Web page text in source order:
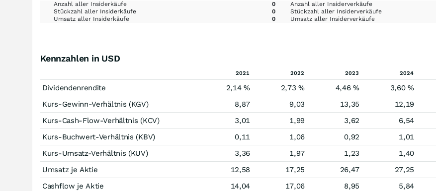
Anzahl aller Insiderkäufe
0 Anzahl aller Insiderverkäufe
Stückzahl aller Insiderkäufe
0 Stückzahl aller Insiderverkäufe
Umsatz aller Insiderkäufe
0 Umsatz aller Insiderverkäufe
Kennzahlen in USD
2021 2022 2023 2024
Dividendenrendite 2,14 % 2,73 % 4,46 % 3,60 %
Kurs-Gewinn-Verhältnis (KGV)
8,87 9,03 13,35 12,19
Kurs-Cash-Flow-Verhältnis (KCV)
3,01 1,99 3,62 6,54
Kurs-Buchwert-Verhältnis (KBV)
0,11 1,06 0,92 1,01
Kurs-Umsatz-Verhältnis (KUV)
3,36 1,97 1,23 1,40
Umsatz je Aktie
12,58 17,25 26,47 27,25
Cashflow je Aktie
14,04 17,06 8,95 5,84